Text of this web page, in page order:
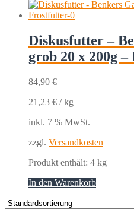
Diskusfutter –
grob 20 x 200g
84,90 €
21,23 € /kg
inkl. 7 % MwSt.
zzgl. Versandkosten
Produkt enthält: 4 kg
In den Warenkorb